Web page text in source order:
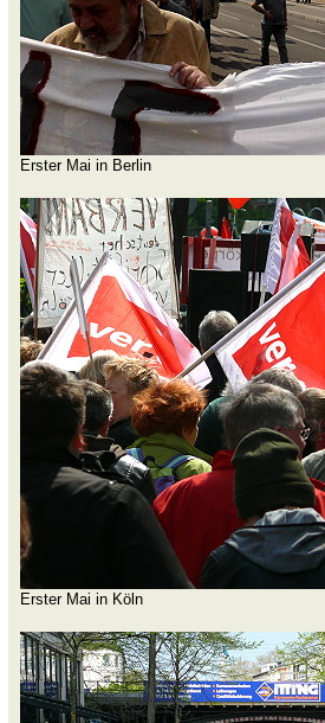
Erster Mai in Berlin
Erster Mai in Köln